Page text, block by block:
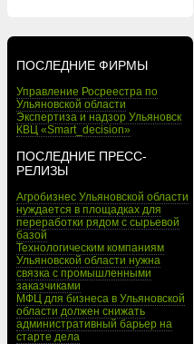
ПОСЛЕДНИЕ ФИРМЫ
Управление Росреестра по
Ульяновской области
Экспертиза и надзор Ульяновск
КВЦ «Smart_decision»
ПОСЛЕДНИЕ ПРЕСС-
РЕЛИЗЫ
Агробизнес Ульяновской области
нуждается в площадках для
переработки рядом с сырьевой
базой
Технологическим компаниям
Ульяновской области нужна
связка с промышленными
заказчиками
МФЦ для бизнеса в Ульяновской
области должен снижать
административный барьер на
старте дела